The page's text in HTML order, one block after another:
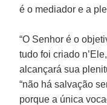
é o mediador e a
“O Senhor é o
tudo foi criado
alcançará sua
“não há salvação
porque a única